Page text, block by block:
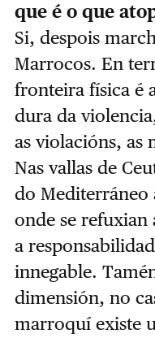
que é o que
Si, despois
Marrocos. En
fronteira física é
dura da
as violacións, as
Nas vallas de
do Mediterráneo
onde se refuxian
a
innegable.
dimensión, no
marroquí existe